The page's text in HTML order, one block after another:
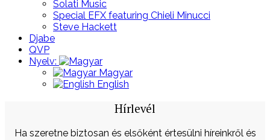
Solati Music
Special EFX featuring Chieli Minucci
Steve Hackett
Djabe
QVP
Nyelv:
Magyar
English
Hírlevél
Ha szeretne biztosan és elsőként értesülni híreinkről és